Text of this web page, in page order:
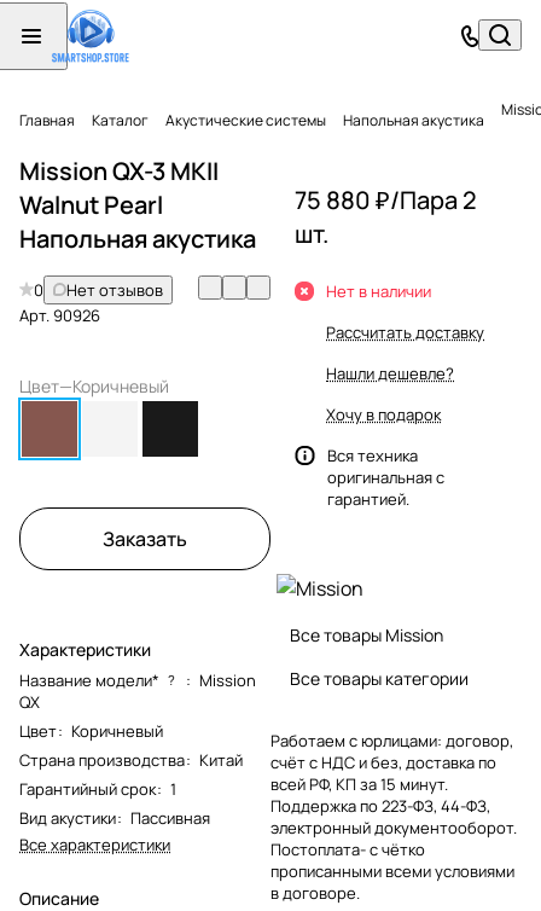
Главная Каталог Акустические системы Напольная акустика
Mission QX-3 MKII
Walnut Pearl
Напольная акустика
0
Нет отзывов
Арт.90926
Цвет—Коричневый
Заказать
Характеристики
Название модели* ? : Mission
QX
Цвет: Коричневый
Страна производства: Китай
Гарантийный срок: 1
Вид акустики: Пассивная
Все характеристики
Описание
75 880 ₽/Пара 2
шт.
Нет в наличии
Рассчитать доставку
Нашли дешевле?
Хочу в подарок
Вся техника
оригинальная с
гарантией.
Все товары Mission
Все товары категории
Работаем с юрлицами: договор,
счёт с НДС и без, доставка по
всей РФ, КП за 15 минут.
Поддержка по 223-ФЗ, 44-ФЗ,
электронный документооборот.
Постоплата- с чётко
прописанными всеми условиями
в договоре.